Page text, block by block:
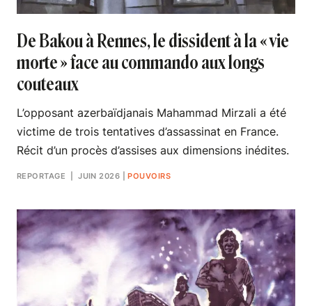
De Bakou à Rennes, le dissident à la « vie
morte » face au commando aux longs
couteaux
L’opposant azerbaïdjanais Mahammad Mirzali a été
victime de trois tentatives d’assassinat en France.
Récit d’un procès d’assises aux dimensions inédites.
REPORTAGE | JUIN 2026 |POUVOIRS